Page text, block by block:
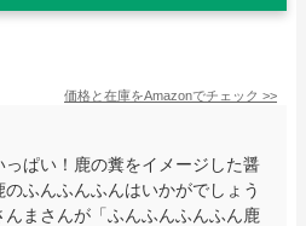
価格と在庫をAmazonでチェック >>
ぱい！鹿の糞をイメージした醤
ふんふんふんはいかがでしょう
まさんが「ふんふんふんふん鹿